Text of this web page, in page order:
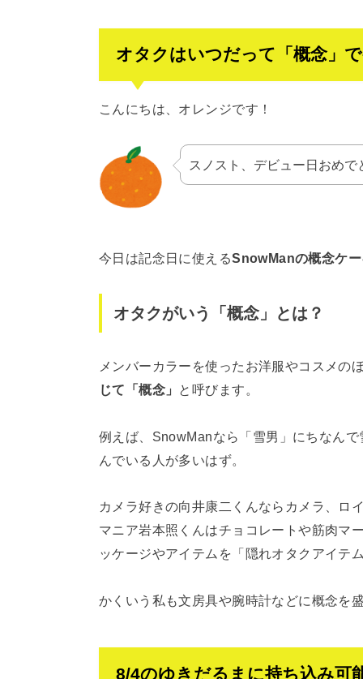
オタクはいつだって「概念」
こんにちは、オレンジです！
スノスト、デビュー日おめで
今日は記念日に使えるSnowManの概念ケ
オタクがいう「概念」とは？
メンバーカラーを使ったお洋服やコスメの
じて「概念」 と呼びます。
例えば、SnowManなら「雪男」にちなん
んでいる人が多いはず。
カメラ好きの向井康二くんならカメラ、ロ
マニア岩本照くんはチョコレートや筋肉
ッケージやアイテムを「隠れオタクアイテ
かくいう私も文房具や腕時計などに概念を
8/4のゆきだるまに持ち込み可